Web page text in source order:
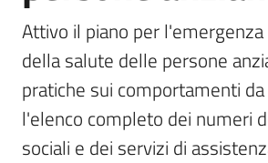
A
b
o
p
Attivo il piano per
della salute delle persone
pratiche sui comportamenti
l'elenco completo dei numeri
sociali e dei servizi di